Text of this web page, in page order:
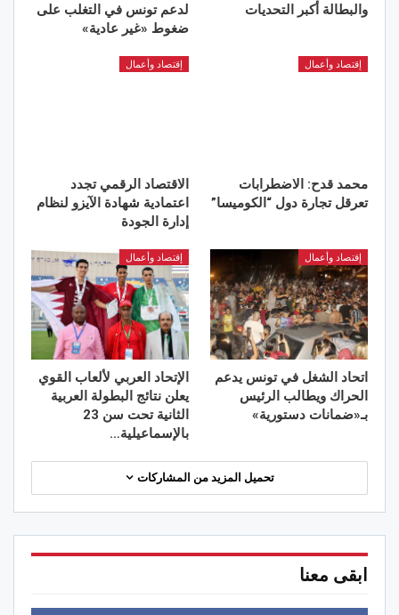
والبطالة أكبر التحديات
لدعم تونس في التغلب على
ضغوط «غير عادية»
إقتصاد وأعمال
محمد قدح: الاضطرابات
تعرقل تجارة دول “الكوميسا”
إقتصاد وأعمال
الاقتصاد الرقمي تجدد
اعتمادية شهادة الآيزو لنظام
إدارة الجودة
إقتصاد وأعمال
اتحاد الشغل في تونس يدعم
الحراك ويطالب الرئيس
بـ«ضمانات دستورية»
إقتصاد وأعمال
الإتحاد العربي لألعاب القوي
يعلن نتائج البطولة العربية
الثانية تحت سن 23
بالإسماعيلية…
تحميل المزيد من المشاركات
ابقى معنا